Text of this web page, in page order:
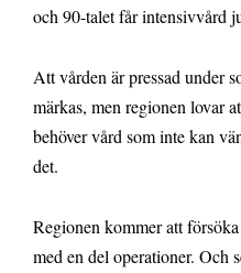
och 90-talet får intensivvård
Att vården är pressad under
märkas, men regionen lovar
behöver vård som inte kan
det.
Regionen kommer att
med en del operationer. Och